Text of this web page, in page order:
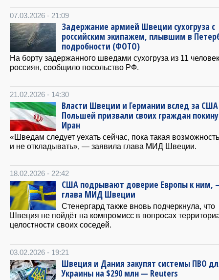
07.03.2026 - 21:09
Задержание армией Швеции сухогруза с
российским экипажем, плывшим в
подробности (ФОТО)
На борту задержанного шведами сухогруза из 11
россиян, сообщило посольство РФ.
21.02.2026 - 14:30
Власти Швеции и Германии вслед за
Польшей призвали своих граждан
Иран
«Шведам следует уехать сейчас, пока такая
и не откладывать», — заявила глава МИД Швеции.
18.02.2026 - 22:42
США подрывают доверие Европы к ним,
глава МИД Швеции
Стенергард также вновь подчеркнула, что
Швеция не пойдёт на компромисс в вопросах
целостности своих соседей.
03.02.2026 - 19:21
Швеция и Дания закупят системы ПВО
Украины на $290 млн — Reuters